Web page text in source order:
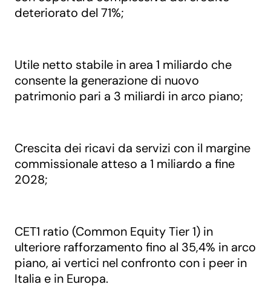
deteriorato del 71%;
Utile netto stabile in area 1 miliardo che
consente la generazione di nuovo
patrimonio pari a 3 miliardi in arco piano;
Crescita dei ricavi da servizi con il margine
commissionale atteso a 1 miliardo a fine
2028;
CET1 ratio (Common Equity Tier 1) in
ulteriore rafforzamento fino al 35,4% in arco
piano, ai vertici nel confronto con i peer in
Italia e in Europa.